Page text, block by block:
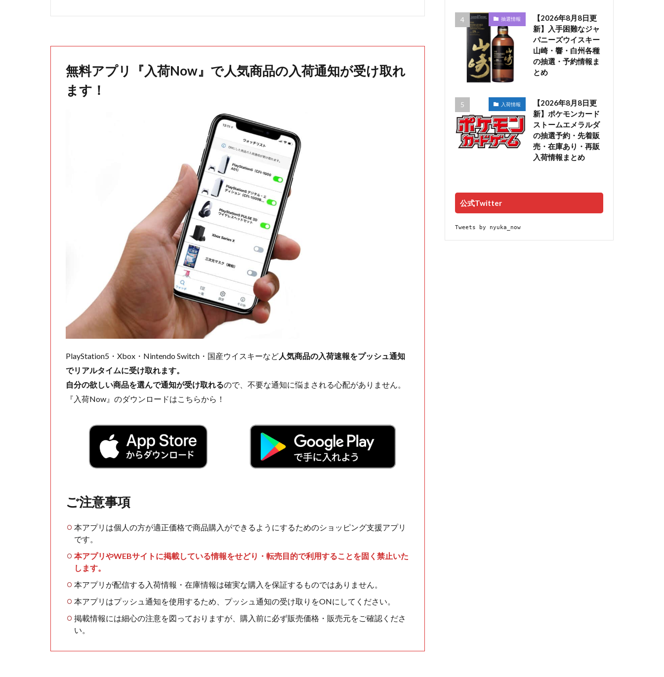
無料アプリ『入荷Now』で人気商品の入荷通知が受け取れ
ます！
PlayStation5・Xbox・Nintendo Switch・国産ウイスキーなど人気商品の入荷速報をプッシュ通知
でリアルタイムに受け取れます。
自分の欲しい商品を選んで通知が受け取れるので、不要な通知に悩まされる心配がありません。
『入荷Now』のダウンロードはこちらから！
ご注意事項
本アプリは個人の方が適正価格で商品購入ができるようにするためのショッピング支援アプリ
です。
本アプリやWEBサイトに掲載している情報をせどり・転売目的で利用することを固く禁止いた
します。
本アプリが配信する入荷情報・在庫情報は確実な購入を保証するものではありません。
本アプリはプッシュ通知を使用するため、プッシュ通知の受け取りをONにしてください。
掲載情報には細心の注意を図っておりますが、購入前に必ず販売価格・販売元をご確認くださ
い。
抽選情報
【2026年8月8日更
新】入手困難なジャ
パニーズウイスキー
山崎・響・白州各種
の抽選・予約情報ま
とめ
入荷情報
【2026年8月8日更
新】ポケモンカード
ストームエメラルダ
の抽選予約・先着販
売・在庫あり・再販
入荷情報まとめ
公式Twitter
Tweets by nyuka_now